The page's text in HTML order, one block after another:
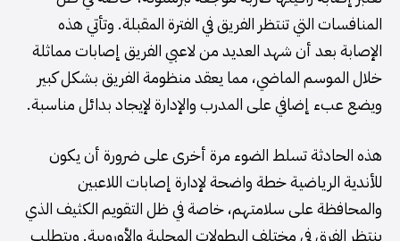
المنافسات التي تنتظر الفريق في الفترة المقبلة. وتأتي هذه
الإصابة بعد أن شهد العديد من لاعبي الفريق إصابات مماثلة
خلال الموسم الماضي، مما يعقد منظومة الفريق بشكل كبير
ويضع عبء إضافي على المدرب والإدارة لإيجاد بدائل مناسبة.
هذه الحادثة تسلط الضوء مرة أخرى على ضرورة أن يكون
للأندية الرياضية خطة واضحة لإدارة إصابات اللاعبين
والمحافظة على سلامتهم، خاصة في ظل التقويم الكثيف الذي
ينتظر الفرق في مختلف البطولات المحلية والأوروبية. ويتطلب